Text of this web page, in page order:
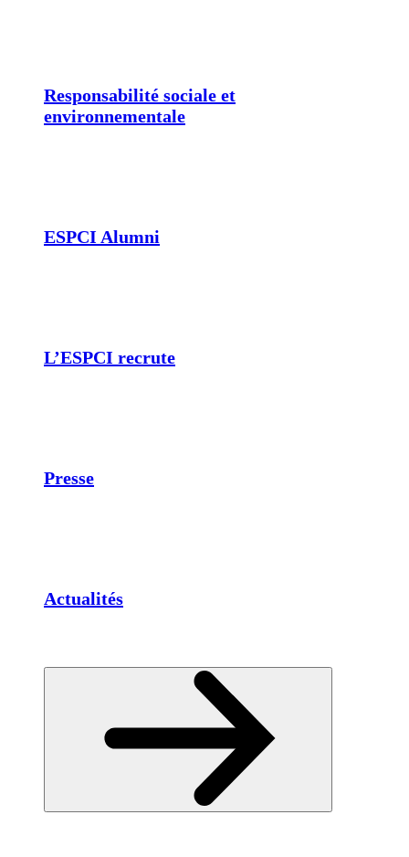
Responsabilité sociale et
environnementale
ESPCI Alumni
L’ESPCI recrute
Presse
Actualités